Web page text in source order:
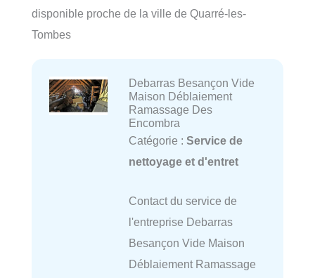
disponible proche de la ville de Quarré-les-
Tombes
Debarras Besançon Vide
Maison Déblaiement
Ramassage Des
Encombra
Catégorie : Service de
nettoyage et d'entret
Contact du service de
l'entreprise Debarras
Besançon Vide Maison
Déblaiement Ramassage